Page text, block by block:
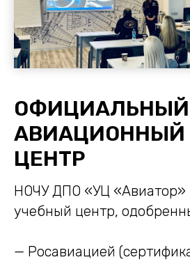
ОФИЦИАЛЬНЫЙ
АВИАЦИОННЫЙ
ЦЕНТР
НОЧУ ДПО «УЦ «Авиатор»
учебный центр,
— Росавиацией